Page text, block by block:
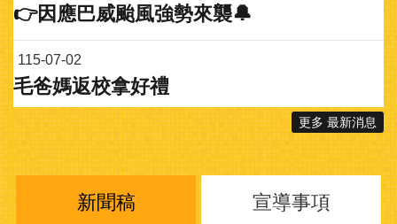
👉因應巴威颱風強勢來襲🔔
115-07-02
毛爸媽返校拿好禮
更多 最新消息
新聞稿 宣導事項